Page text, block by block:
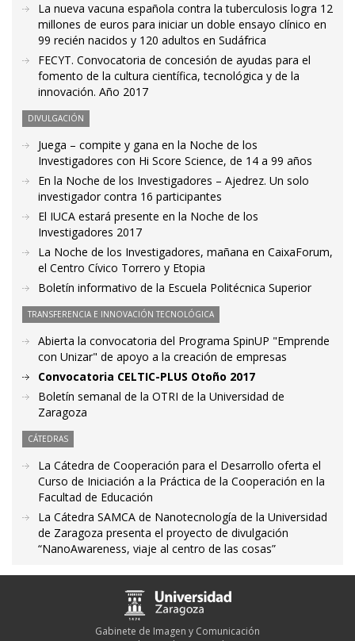
La nueva vacuna española contra la tuberculosis logra 12
millones de euros para iniciar un doble ensayo clínico en
99 recién nacidos y 120 adultos en Sudáfrica
FECYT. Convocatoria de concesión de ayudas para el
fomento de la cultura científica, tecnológica y de la
innovación. Año 2017
DIVULGACIÓN
Juega – compite y gana en la Noche de los
Investigadores con Hi Score Science, de 14 a 99 años
En la Noche de los Investigadores – Ajedrez. Un solo
investigador contra 16 participantes
El IUCA estará presente en la Noche de los
Investigadores 2017
La Noche de los Investigadores, mañana en CaixaForum,
el Centro Cívico Torrero y Etopia
Boletín informativo de la Escuela Politécnica Superior
TRANSFERENCIA E INNOVACIÓN TECNOLÓGICA
Abierta la convocatoria del Programa SpinUP "Emprende
con Unizar" de apoyo a la creación de empresas
Convocatoria CELTIC-PLUS Otoño 2017
Boletín semanal de la OTRI de la Universidad de
Zaragoza
CÁTEDRAS
La Cátedra de Cooperación para el Desarrollo oferta el
Curso de Iniciación a la Práctica de la Cooperación en la
Facultad de Educación
La Cátedra SAMCA de Nanotecnología de la Universidad
de Zaragoza presenta el proyecto de divulgación
“NanoAwareness, viaje al centro de las cosas”
Gabinete de Imagen y Comunicación